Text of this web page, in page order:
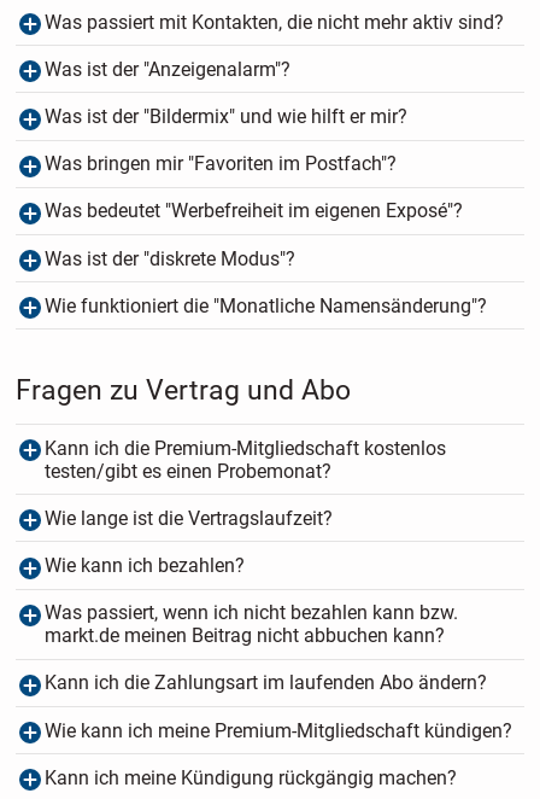
Was passiert mit Kontakten, die nicht mehr aktiv sind?
Was ist der "Anzeigenalarm"?
Was ist der "Bildermix" und wie hilft er mir?
Was bringen mir "Favoriten im Postfach"?
Was bedeutet "Werbefreiheit im eigenen Exposé"?
Was ist der "diskrete Modus"?
Wie funktioniert die "Monatliche Namensänderung"?
Fragen zu Vertrag und Abo
Kann ich die Premium-Mitgliedschaft kostenlos
testen/gibt es einen Probemonat?
Wie lange ist die Vertragslaufzeit?
Wie kann ich bezahlen?
Was passiert, wenn ich nicht bezahlen kann bzw.
markt.de meinen Beitrag nicht abbuchen kann?
Kann ich die Zahlungsart im laufenden Abo ändern?
Wie kann ich meine Premium-Mitgliedschaft kündigen?
Kann ich meine Kündigung rückgängig machen?